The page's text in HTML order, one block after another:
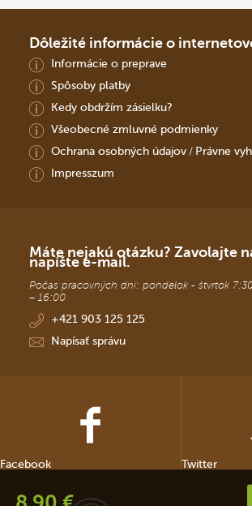
Dôležité informácie o
Informácie o preprave
Spôsoby platby
Kedy obdržím zásielku?
Všeobecné zmluvné podmienky
Ochrana osobných údajov/ Právne
Impresszum
Máte nejakú otázku? Zavolajte
napíšte e-mail.
Počas pracovných dní: pondelok - štvrtok
– 16:00
+421 903 125 125
Napísať správu
Facebook Twitter